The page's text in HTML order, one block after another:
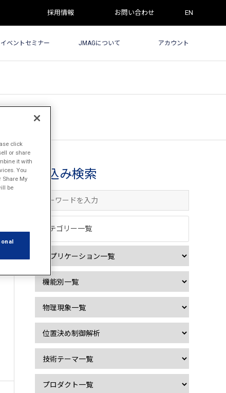
採用情報 お問い合わせ EN
イベントセミナー JMAGについて アカウント
絞込み検索
カテゴリー一覧
click
or share
it with
You
Share My
be